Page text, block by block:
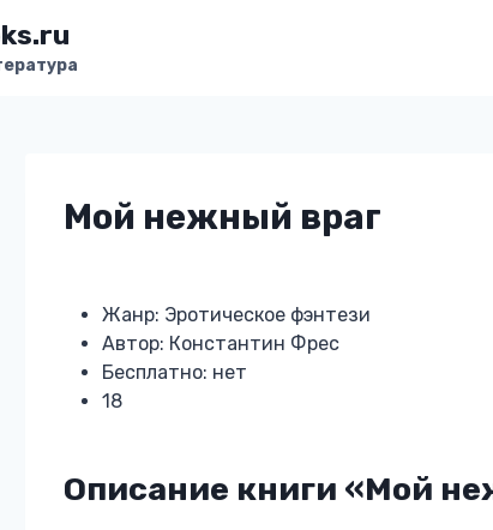
Мой нежный враг
Жанр: Эротическое фэнтези
Автор: Константин Фрес
Бесплатно: нет
18
Описание книги «Мой